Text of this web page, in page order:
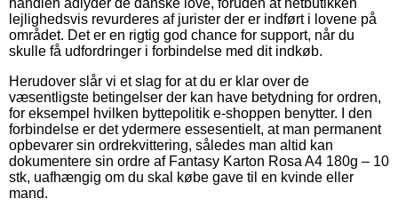
lejlighedsvis revurderes af jurister der er indført i lovene på
området. Det er en rigtig god chance for support, når du
skulle få udfordringer i forbindelse med dit indkøb.
Herudover slår vi et slag for at du er klar over de
væsentligste betingelser der kan have betydning for ordren,
for eksempel hvilken byttepolitik e-shoppen benytter. I den
forbindelse er det ydermere essesentielt, at man permanent
opbevarer sin ordrekvittering, således man altid kan
dokumentere sin ordre af Fantasy Karton Rosa A4 180g – 10
stk, uafhængig om du skal købe gave til en kvinde eller
mand.